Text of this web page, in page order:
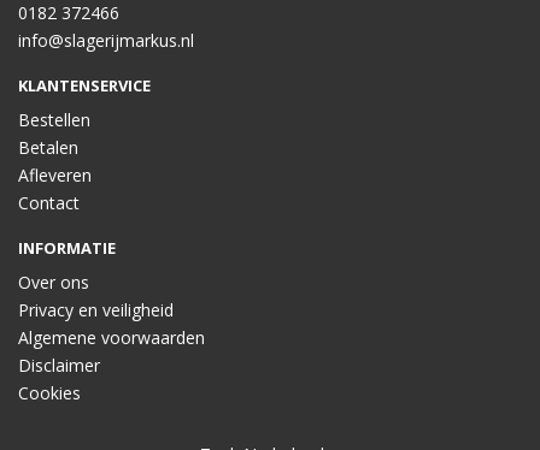
0182 372466
info@slagerijmarkus.nl
KLANTENSERVICE
Bestellen
Betalen
Afleveren
Contact
INFORMATIE
Over ons
Privacy en veiligheid
Algemene voorwaarden
Disclaimer
Cookies